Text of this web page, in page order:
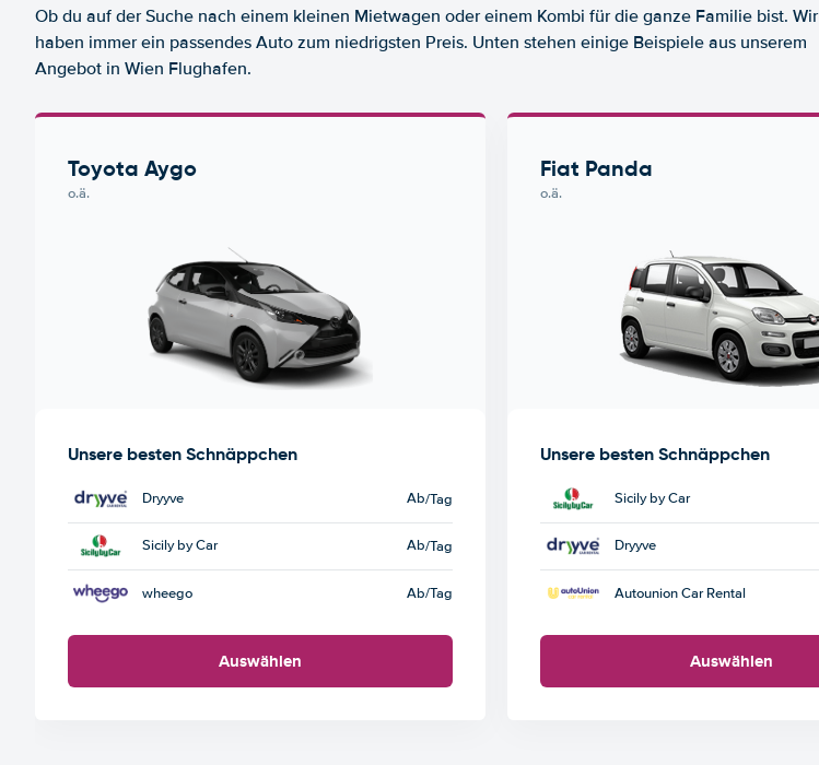
Ob du auf der Suche nach einem kleinen Mietwagen oder einem Kombi für die ganze Familie bist. Wir
haben immer ein passendes Auto zum niedrigsten Preis. Unten stehen einige Beispiele aus unserem
Angebot in Wien Flughafen.
Toyota Aygo
o.ä.
Unsere besten Schnäppchen
Dryyve Ab/Tag
Sicily by Car Ab/Tag
wheego Ab/Tag
Auswählen
Fiat Panda
o.ä.
Unsere besten Schnäppchen
Sicily by Car
Dryyve
Autounion Car Rental
Auswählen